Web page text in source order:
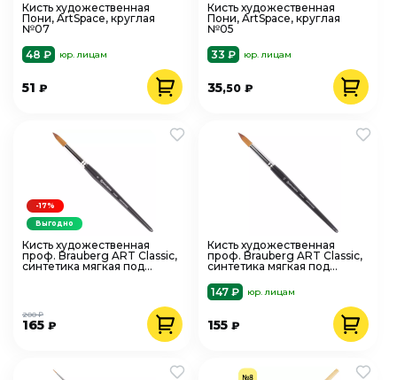
Кисть художественная
Пони, ArtSpace, круглая
№07
48 ₽
юр. лицам
51 ₽
Кисть художественная
Пони, ArtSpace, круглая
№05
33 ₽
юр. лицам
35,50 ₽
Кисть художественная
проф. Brauberg ART Classic,
синтетика мягкая под
165 ₽
200 ₽
-17%
Выгодно
Кисть художественная
проф. Brauberg ART Classic,
синтетика мягкая под
руч
147 ₽ юр. лицам
155₽